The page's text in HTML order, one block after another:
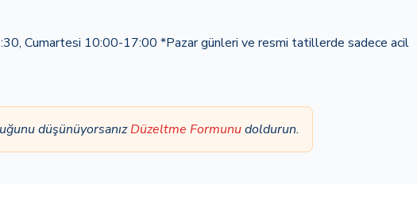
Cumartesi 10:00-17:00 *Pazar günleri ve resmi tatillerde sadece acil
düşünüyorsanızDüzeltme Formunudoldurun.